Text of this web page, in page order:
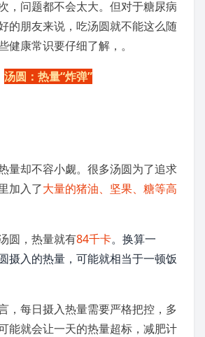
，问题都不会太大。但对于糖尿病
的朋友来说，吃汤圆就不能这么随
健康常识要仔细了解，。
汤圆：热量“炸弹”
量却不容小觑。很多汤圆为了追求
加入了大量的猪油、 坚果、糖等高
圆，热量就有84千卡。换算一
摄入的热量，可能就相当于一顿饭
，每日摄入热量需要严格把控，多
能就会让一天的热量超标，减肥计